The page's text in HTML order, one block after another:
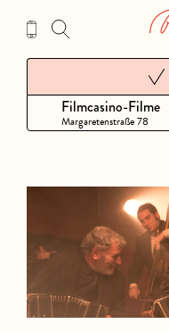
Inhalt
Filmcasino-Filme
Margaretenstraße 78